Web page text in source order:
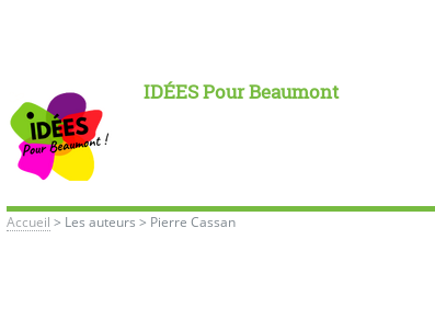
IDÉES Pour Beaumont
Accueil > Les auteurs > Pierre Cassan